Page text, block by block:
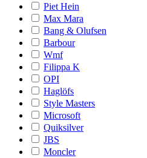
Piet Hein
Max Mara
Bang & Olufsen
Barbour
Wmf
Filippa K
OPI
Haglöfs
Style Masters
Microsoft
Quiksilver
JBS
Moncler